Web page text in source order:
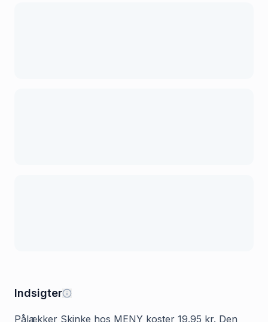
Indsigter
Pålækker Skinke hos MENY koster 19.95 kr. Den